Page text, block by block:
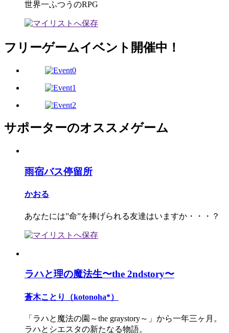
世界一ふつうのRPG
フリーゲームイベント開催中！
サポーターのオススメゲーム
雨宿バス停留所
かおる
あなたには”命”を捧げられる友達はいますか・・・？
ラハと理の魔法生〜the 2ndstory〜
蒼木ことり（kotonoha*）
「ラハと魔法の園～the graystory～」から一年三ヶ月。
ラハとシエスタの新たなる物語。